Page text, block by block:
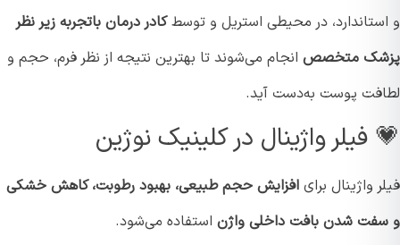
در محیطی استریل و توسطکادر درمان باتجربه زیر نظر
متخصصانجام می‌شوند تا بهترین نتیجه از نظر فرم، حجم و
پوست به‌دست آید.
واژینال در کلینیک نوژین
واژینال برایافزایش حجم طبیعی، بهبود رطوبت، کاهش خشکی
شدن بافت داخلی واژناستفاده می‌شود.